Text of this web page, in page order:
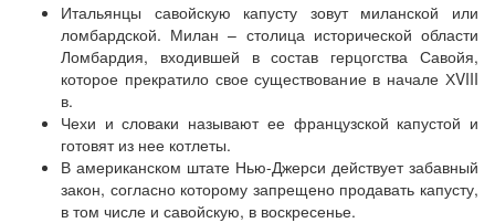
Итальянцы савойскую капусту зовут миланской или
ломбардской. Милан – столица исторической области
Ломбардия, входившей в состав герцогства Савойя,
которое прекратило свое существование в начале ХVIII
в.
Чехи и словаки называют ее французской капустой и
готовят из нее котлеты.
В американском штате Нью-Джерси действует забавный
закон, согласно которому запрещено продавать капусту,
в том числе и савойскую, в воскресенье.